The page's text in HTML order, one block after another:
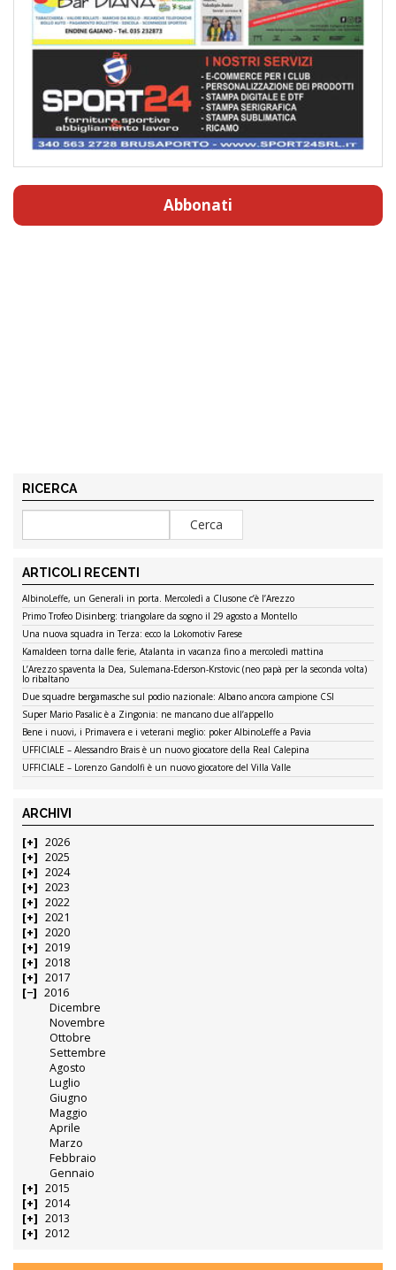
Abbonati
RICERCA
ARTICOLI RECENTI
AlbinoLeffe, un Generali in porta. Mercoledì a Clusone c’è l’Arezzo
Primo Trofeo Disinberg: triangolare da sogno il 29 agosto a Montello
Una nuova squadra in Terza: ecco la Lokomotiv Farese
Kamaldeen torna dalle ferie, Atalanta in vacanza fino a mercoledì mattina
L’Arezzo spaventa la Dea, Sulemana-Ederson-Krstovic (neo papà per la seconda volta)
lo ribaltano
Due squadre bergamasche sul podio nazionale: Albano ancora campione CSI
Super Mario Pasalic è a Zingonia: ne mancano due all’appello
Bene i nuovi, i Primavera e i veterani meglio: poker AlbinoLeffe a Pavia
UFFICIALE – Alessandro Brais è un nuovo giocatore della Real Calepina
UFFICIALE – Lorenzo Gandolfi è un nuovo giocatore del Villa Valle
ARCHIVI
2026
2025
2024
2023
2022
2021
2020
2019
2018
2017
2016
Dicembre
Novembre
Ottobre
Settembre
Agosto
Luglio
Giugno
Maggio
Aprile
Marzo
Febbraio
Gennaio
2015
2014
2013
2012